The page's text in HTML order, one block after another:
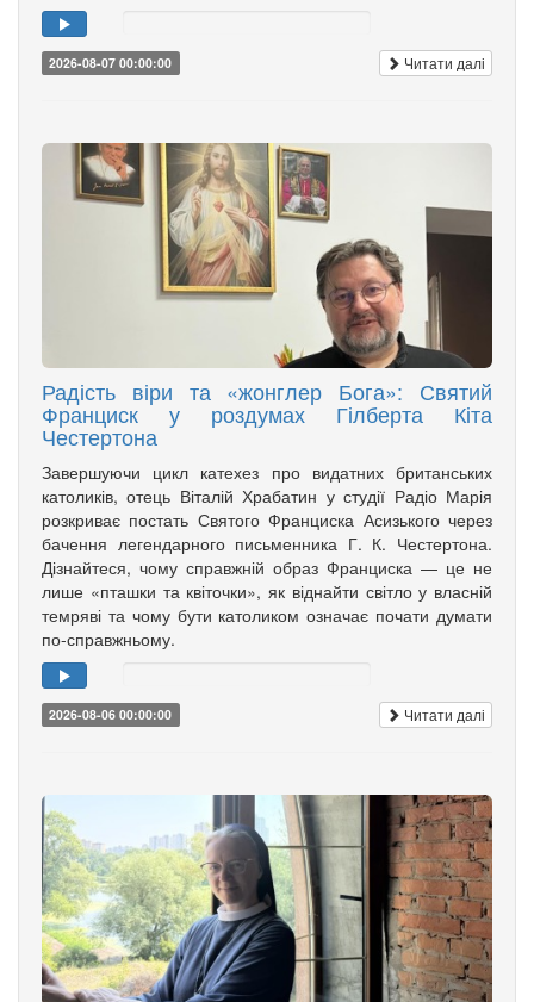
2026-08-07 00:00:00 Читати далі
Радість віри та «жонглер Бога»: Святий
Франциск у роздумах Гілберта Кіта
Честертона
Завершуючи цикл катехез про видатних британських
католиків, отець Віталій Храбатин у студії Радіо Марія
розкриває постать Святого Франциска Асизького через
бачення легендарного письменника Г. К. Честертона.
Дізнайтеся, чому справжній образ Франциска — це не
лише «пташки та квіточки», як віднайти світло у власній
темряві та чому бути католиком означає почати думати
по-справжньому.
2026-08-06 00:00:00 Читати далі